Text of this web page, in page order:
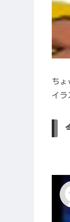
ちょ
イラ